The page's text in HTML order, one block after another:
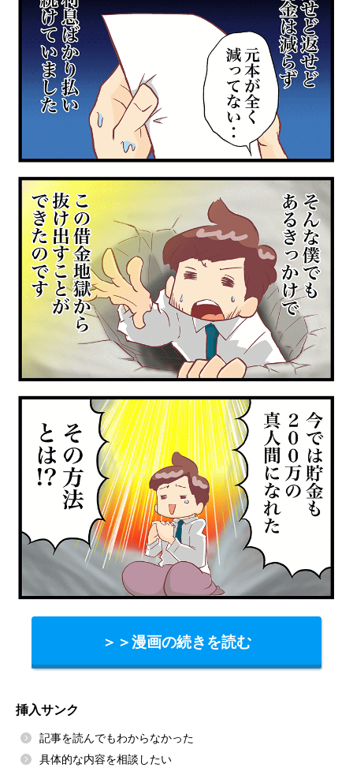
＞＞漫画の続きを読む
挿入サンク
記事を読んでもわからなかった
具体的な内容を相談したい